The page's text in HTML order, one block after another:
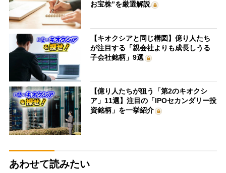
お宝株”を厳選解説
【キオクシアと同じ構図】億り人たち
が注目する「親会社よりも成長しうる
子会社銘柄」9選
【億り人たちが狙う「第2のキオクシ
ア」11選】注目の「IPOセカンダリー投
資銘柄」を一挙紹介
あわせて読みたい